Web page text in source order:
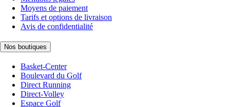
Moyens de paiement
Tarifs et options de livraison
Avis de confidentialité
Nos boutiques
Basket-Center
Boulevard du Golf
Direct Running
Direct-Volley
Espace Golf